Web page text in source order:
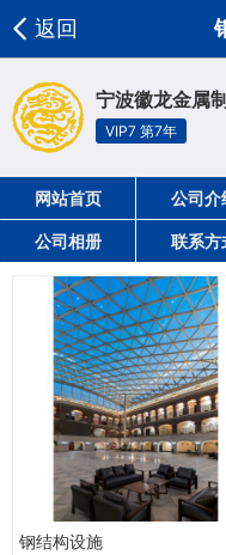
返回
宁波徽龙金属
VIP7 第7年
网站首页 公司介
公司相册 联系方
钢结构设施